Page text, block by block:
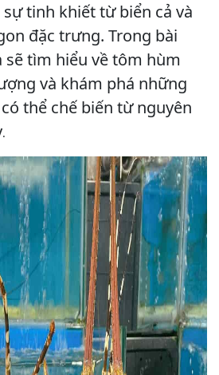
tinh khiết từ biển cả và
đặc trưng. Trong bài
sẽ tìm hiểu về tôm hùm
và khám phá những
thể chế biến từ nguyên
.